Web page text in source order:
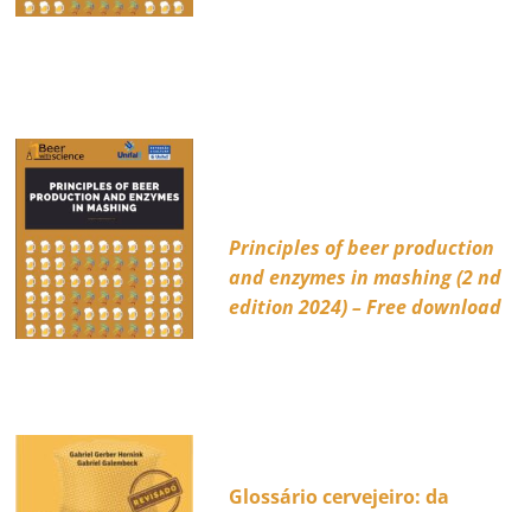
Principles of beer production
and enzymes in mashing (2 nd
edition 2024) – Free download
Glossário cervejeiro: da